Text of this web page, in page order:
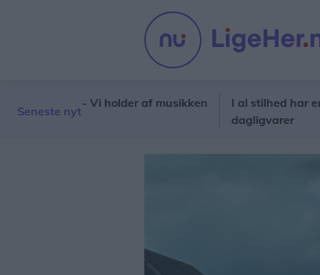
Seneste nyt
- Vi holder af musikken
I al stilhed har en ny
dagligvarer